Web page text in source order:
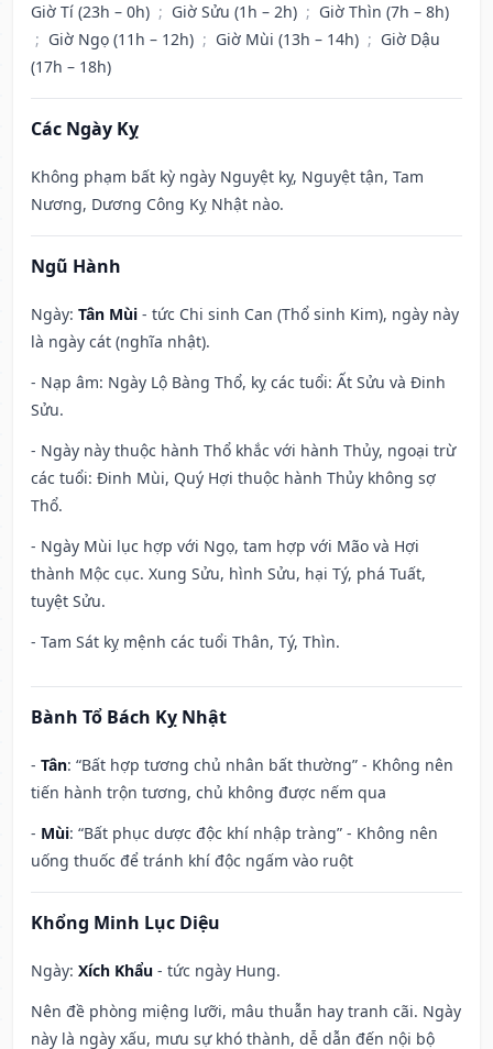
Giờ Tí (23h – 0h) ; Giờ Sửu (1h – 2h) ; Giờ Thìn (7h – 8h)
; Giờ Ngọ (11h – 12h) ; Giờ Mùi (13h – 14h) ; Giờ Dậu
(17h – 18h)
Các Ngày Kỵ
Không phạm bất kỳ ngày Nguyệt kỵ, Nguyệt tận, Tam
Nương, Dương Công Kỵ Nhật nào.
Ngũ Hành
Ngày: Tân Mùi - tức Chi sinh Can (Thổ sinh Kim), ngày này
là ngày cát (nghĩa nhật).
- Nạp âm: Ngày Lộ Bàng Thổ, kỵ các tuổi: Ất Sửu và Đinh
Sửu.
- Ngày này thuộc hành Thổ khắc với hành Thủy, ngoại trừ
các tuổi: Đinh Mùi, Quý Hợi thuộc hành Thủy không sợ
Thổ.
- Ngày Mùi lục hợp với Ngọ, tam hợp với Mão và Hợi
thành Mộc cục. Xung Sửu, hình Sửu, hại Tý, phá Tuất,
tuyệt Sửu.
- Tam Sát kỵ mệnh các tuổi Thân, Tý, Thìn.
Bành Tổ Bách Kỵ Nhật
- Tân: “Bất hợp tương chủ nhân bất thường” - Không nên
tiến hành trộn tương, chủ không được nếm qua
- Mùi: “Bất phục dược độc khí nhập tràng” - Không nên
uống thuốc để tránh khí độc ngấm vào ruột
Khổng Minh Lục Diệu
Ngày: Xích Khẩu - tức ngày Hung.
Nên đề phòng miệng lưỡi, mâu thuẫn hay tranh cãi. Ngày
này là ngày xấu, mưu sự khó thành, dễ dẫn đến nội bộ